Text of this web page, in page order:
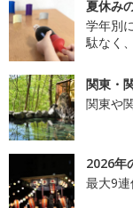
夏休み
学年別
駄なく
関東・
関東や
2026年
最大9